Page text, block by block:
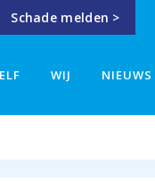
Schade melden >
WIJ NIEUWS